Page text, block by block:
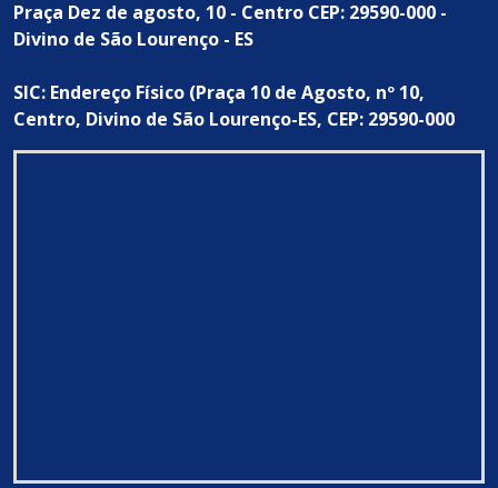
Praça Dez de agosto, 10 - Centro CEP: 29590-000 -
Divino de São Lourenço - ES
SIC: Endereço Físico (Praça 10 de Agosto, nº 10,
Centro, Divino de São Lourenço-ES, CEP: 29590-000